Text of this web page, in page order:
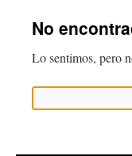
No
Lo sentimos, pero